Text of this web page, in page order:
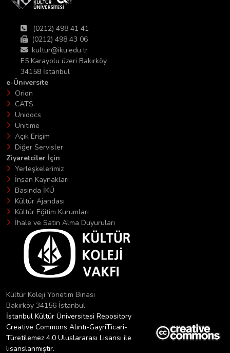
(0212) 498 41 41
(0212) 498 43 06
kultur@iku.edu.tr
E5 Karayolu üzeri Bakırköy
34158 İstanbul
e-Üniversite
Orion
CATS
Unidocs
Unitime
Açık Erişim
Diğer Servisler
Ziyaretciler İçin
Yerleşkelerimiz
İnsan Kaynakları
Basında İKÜ
Kültür Ajandası
Kültür Eğitim Kurumları
İhale ve Satın Alma Duyuruları
Kültür Koleji Yönetim Binası
Bakırköy 34156 İstanbul
İstanbul Kültür Üniversitesi Repository
Creative Commons Alıntı-GayriTicari-
Türetilemez 4.0 Uluslararası Lisansı ile
lisanslanmıştır.